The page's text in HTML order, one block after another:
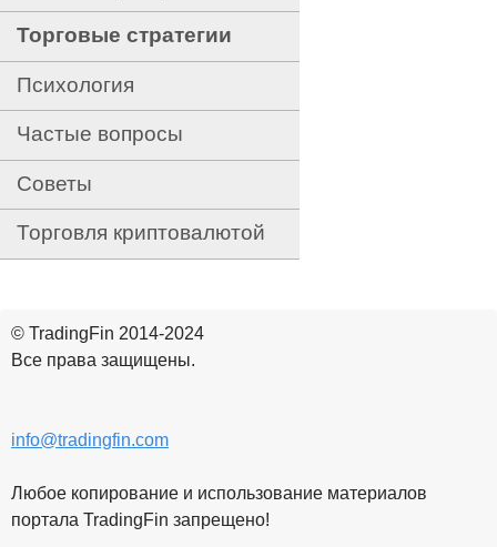
Торговые стратегии
Психология
Частые вопросы
Советы
Торговля криптовалютой
© TradingFin 2014-2024
Все права защищены.
info@tradingfin.com
Любое копирование и использование материалов
портала TradingFin запрещено!